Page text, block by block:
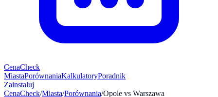
CenaCheck
MiastaPorównaniaKalkulatoryPoradnik
Zainstaluj
CenaCheck/Miasta/Porównania/Opole vs Warszawa